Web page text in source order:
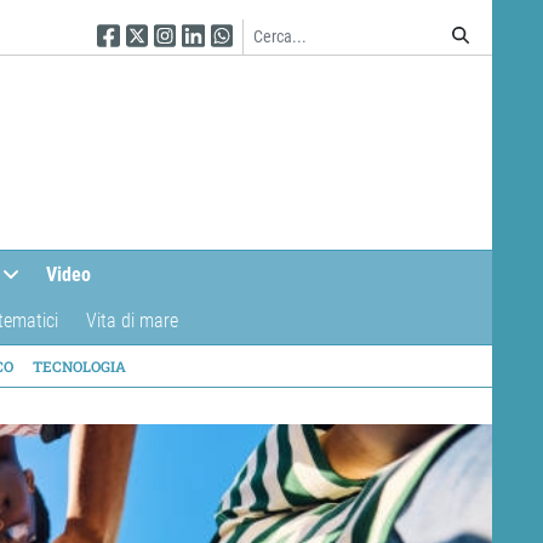
Seguici su Facebook
Seguici su Twitter
Seguici su Instagram
Seguici su Linkedin
Seguici su WhatsApp
Video
Vita di mare
TECNOLOGIA